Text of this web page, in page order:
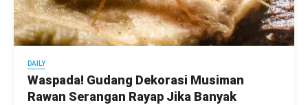
DAILY
Waspada! Gudang Dekorasi Musiman
Rawan Serangan Rayap Jika Banyak